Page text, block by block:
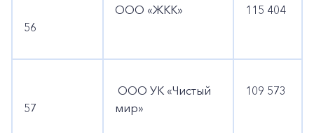
56
ООО «ЖКК» 115 404
57
ООО УК «Чистый
мир»
109 573